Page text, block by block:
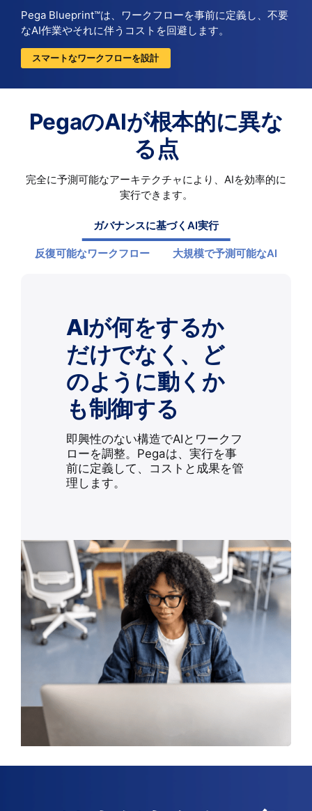
Pega Blueprint™は、ワークフローを事前に定義し、不要
なAI作業やそれに伴うコストを回避します。
スマートなワークフローを設計
PegaのAIが根本的に異な
る点
完全に予測可能なアーキテクチャにより、AIを効率的に
実行できます。
ガバナンスに基づくAI実行
AIが何をするか
だけでなく、ど
のように動くか
も制御する
即興性のない構造でAIとワークフ
ローを調整。Pegaは、実行を事
前に定義して、コストと成果を管
理します。
反復可能なワークフロー 大規模で予測可能なAI